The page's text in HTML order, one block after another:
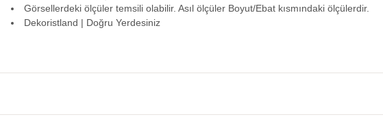
Görsellerdeki ölçüler temsili olabilir. Asıl ölçüler Boyut/Ebat kısmındaki ölçülerdir.
Dekoristland | Doğru Yerdesiniz